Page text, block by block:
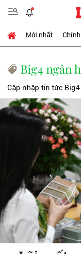
Mới nhất
Big4 ngân
Cập nhập tin tức